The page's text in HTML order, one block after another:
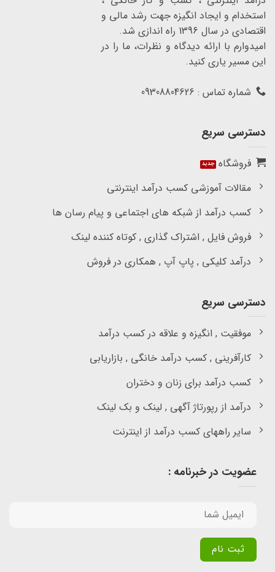
استخدام و ایجاد انگیزه جهت رشد مالی و
اقتصادی در سال 1396 راه اندازی شد.
امیدوارم با ارائه دیدگاه و نظرات، ما را در
این مسیر یاری کنید.
شماره تماس : 09308804626
دسترسی سریع
فروشگاه
مقالات آموزشی کسب درآمد اینترنتی
کسب درآمد از شبکه های اجتماعی و پیام رسان ها
فروش فایل , اشتراک گذاری , کوتاه کننده لینک
درآمد کلیکی , پاپ آپ , همکاری در فروش
دسترسی سریع
موفقیت , انگیزه و علاقه در کسب درآمد
کارآفرینی , کسب درآمد خانگی , بازاریابی
کسب درآمد برای زنان و دختران
درآمد از رپورتاژ آگهی , لینک و بک لینک
سایر راههای کسب درآمد از اینترنت
عضویت در خبرنامه :